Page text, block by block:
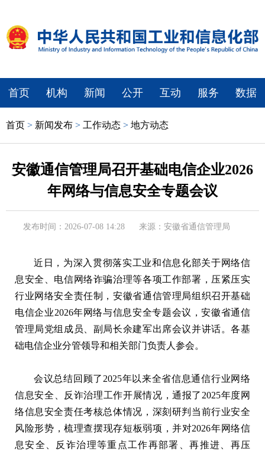
首页 机构 新闻 公开 互动 服务 数据
首页 > 新闻发布 > 工作动态 > 地方动态
安徽通信管理局召开基础电信企业2026
年网络与信息安全专题会议
发布时间：2026-07-08 14:28 来源：安徽省通信管理局
近日，为深入贯彻落实工业和信息化部关于网络信
息安全、电信网络诈骗治理等各项工作部署，压紧压实
行业网络安全责任制，安徽省通信管理局组织召开基础
电信企业2026年网络与信息安全专题会议，安徽省通信
管理局党组成员、副局长余建军出席会议并讲话。各基
础电信企业分管领导和相关部门负责人参会。
会议总结回顾了2025年以来全省信息通信行业网络
信息安全、反诈治理工作开展情况，通报了2025年度网
络信息安全责任考核总体情况，深刻研判当前行业安全
风险形势，梳理查摆现存短板弱项，并对2026年网络信
息安全、反诈治理等重点工作再部署、再推进、再压